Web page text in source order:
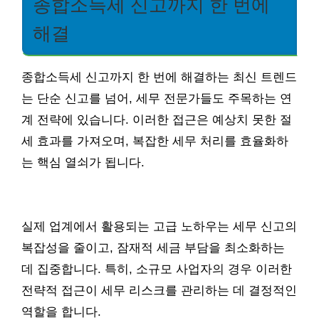
종합소득세 신고까지 한 번에
해결
종합소득세 신고까지 한 번에 해결하는 최신 트렌드
는 단순 신고를 넘어, 세무 전문가들도 주목하는 연
계 전략에 있습니다. 이러한 접근은 예상치 못한 절
세 효과를 가져오며, 복잡한 세무 처리를 효율화하
는 핵심 열쇠가 됩니다.
실제 업계에서 활용되는 고급 노하우는 세무 신고의
복잡성을 줄이고, 잠재적 세금 부담을 최소화하는
데 집중합니다. 특히, 소규모 사업자의 경우 이러한
전략적 접근이 세무 리스크를 관리하는 데 결정적인
역할을 합니다.